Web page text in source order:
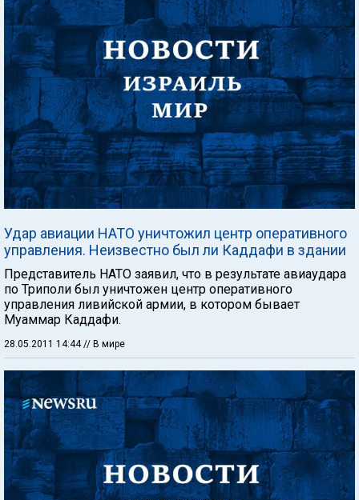
Удар авиации НАТО уничтожил центр оперативного
управления. Неизвестно был ли Каддафи в здании
Представитель НАТО заявил, что в результате авиаудара
по Триполи был уничтожен центр оперативного
управления ливийской армии, в котором бывает
Муаммар Каддафи.
28.05.2011 14:44// В мире